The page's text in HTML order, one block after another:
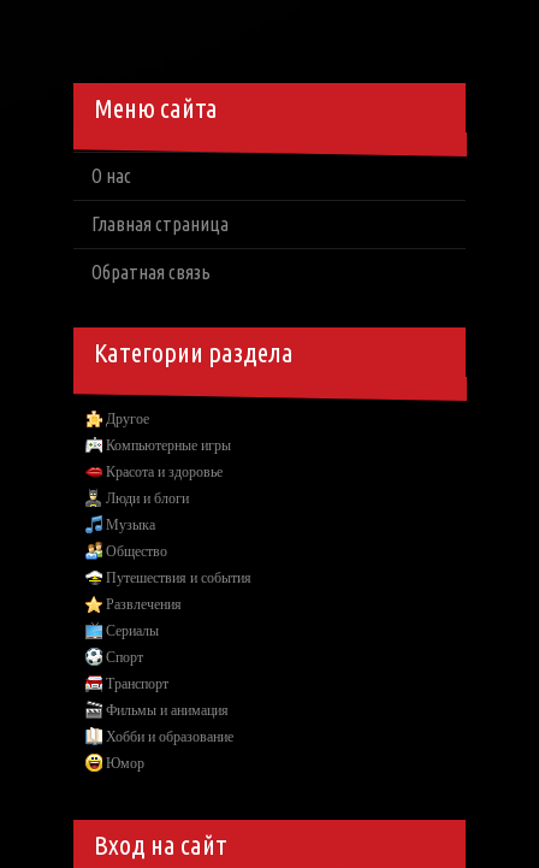
Меню сайта
О нас
Главная страница
Обратная связь
Категории раздела
Другое
Компьютерные игры
Красота и здоровье
Люди и блоги
Музыка
Общество
Путешествия и события
Развлечения
Сериалы
Спорт
Транспорт
Фильмы и анимация
Хобби и образование
Юмор
Вход на сайт